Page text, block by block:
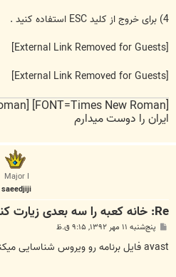
4) برای خروج از كلید ESC استفاده كنید .
[External Link Removed for Guests]
[External Link Removed for Guests]
ایران را دوست میدارم
Major I
saeedjiji
Re: خانه کعبه را سه بعدی زیارت کنید +دانلود
س
ت
پنج‌شنبه ۱۱ مهر ۱۳۹۲, ۹:۱۵ ق.ظ
avast فایل برنامه رو ویروس شناسایی میکنه